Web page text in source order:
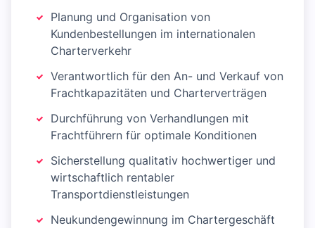
Planung und Organisation von
Kundenbestellungen im internationalen
Charterverkehr
Verantwortlich für den An- und Verkauf von
Frachtkapazitäten und Charterverträgen
Durchführung von Verhandlungen mit
Frachtführern für optimale Konditionen
Sicherstellung qualitativ hochwertiger und
wirtschaftlich rentabler
Transportdienstleistungen
Neukundengewinnung im Chartergeschäft